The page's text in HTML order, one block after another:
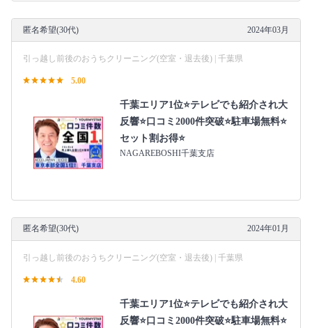
匿名希望(30代) 2024年03月
引っ越し前後のおうちクリーニング(空室・退去後) | 千葉県
5.00
千葉エリア1位⭐テレビでも紹介され大
反響⭐️口コミ2000件突破⭐️駐車場無料⭐
セット割お得⭐
NAGAREBOSHI千葉支店
匿名希望(30代) 2024年01月
引っ越し前後のおうちクリーニング(空室・退去後) | 千葉県
4.60
千葉エリア1位⭐テレビでも紹介され大
反響⭐️口コミ2000件突破⭐️駐車場無料⭐